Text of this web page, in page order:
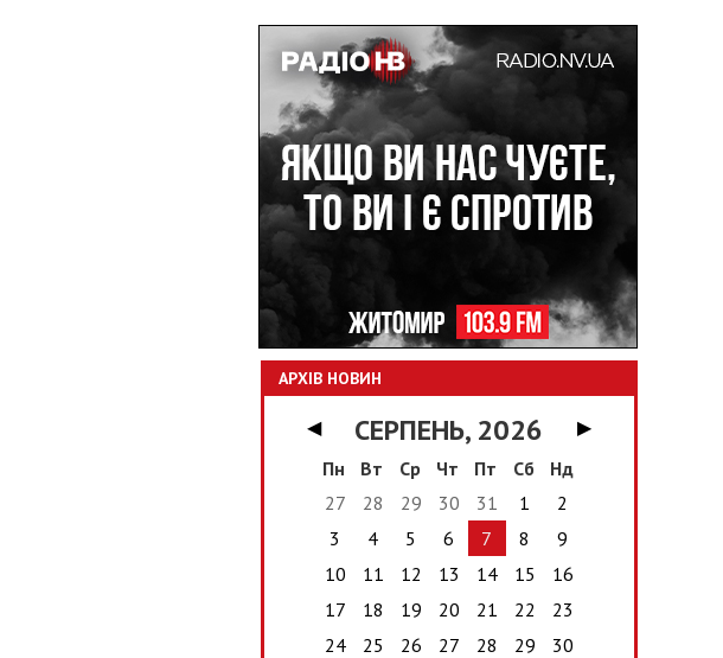
АРХІВ НОВИН
◀ СЕРПЕНЬ, 2026
▶
Пн
Вт Ср Чт Пт Сб
Нд
27
28 29 30 31 1
2
3
4 5 6 7 8
9
10
11 12 13 14 15
16
17
18 19 20 21 22
23
24
25 26 27 28 29
30